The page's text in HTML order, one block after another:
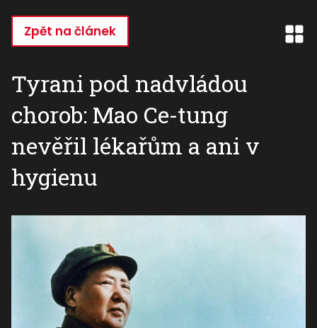
hlavnímu
Zpět na článek
Tyrani pod nadvládou
chorob: Mao Ce-tung
nevěřil lékařům a ani v
hygienu